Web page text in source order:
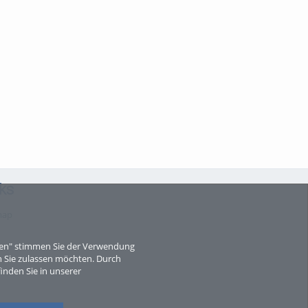
stimmen Sie der Verwendung
zulassen möchten. Durch
Sie in unserer